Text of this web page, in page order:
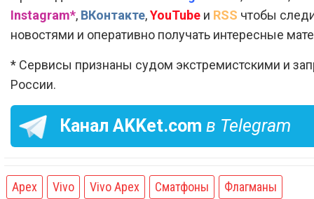
Instagram*, ВКонтакте,YouTube и RSS чтобы
новостями и оперативно получать интересные
* Сервисы признаны судом экстремистскими и
России.
Канал AKKet.com в Telegram
Apex Vivo Vivo Apex Сматфоны Флагманы